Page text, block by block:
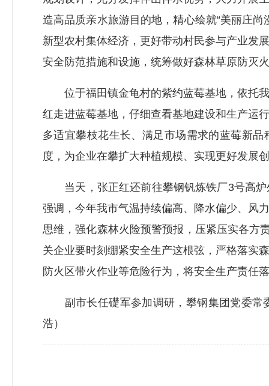
造高品质亲水旅游目的地，精心绘就“美丽庄
新型农村集体经济，更好带动村民参与产业发
安全防范措施和设施，统筹做好森林草原防灭
位于福田镇金龟村的紫约蓝莓基地，依托我
红走进蓝莓基地，仔细查看基地建设和生产运
多适宜攀枝花生长、满足市场需求的蓝莓新
度，为企业在攀扩大种植规模、实现更好发展
当天，张正红还前往攀钢钒炼铁厂3号高炉
强调，今年我市气温持续偏高、降水偏少、风
思维，强化森林火险预警预报，压紧压实各方
关企业要时刻绷紧安全生产这根弦，严格落实
防火区带火作业等危险行为，将安全生产责任
副市长任礎军参加调研，攀钢集团党委常
浩）